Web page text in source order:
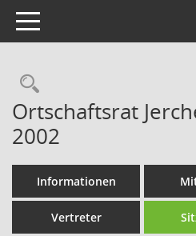
Toggle navigation
Rechercheauswahl
Ortschaftsrat
2002
Informationen
Vertreter